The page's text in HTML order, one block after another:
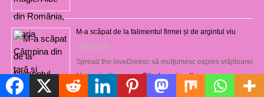
M-a scăpat de la falimentul firmei și de argintul viu
13/03/2025
Spread the loveDoresc să mulţumesc expres vrăjitoarei
Maria din Craiova …Citește mai mult »
Politică de cookie-uri